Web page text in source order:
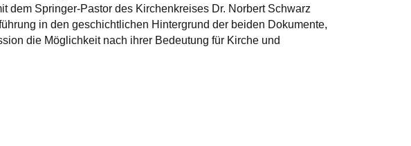
dem Springer-Pastor des Kirchenkreises Dr. Norbert Schwarz
in den geschichtlichen Hintergrund der beiden Dokumente,
die Möglichkeit nach ihrer Bedeutung für Kirche und